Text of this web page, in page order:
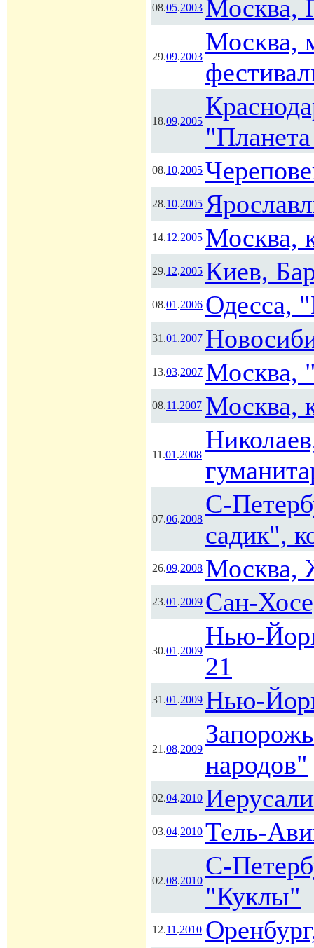
08.05.2003 Москва,
29.09.2003
Москва,
18.09.2005
08.10.2005
28.10.2005
14.12.2005 Москва,
29.12.2005 Киев,
08.01.2006 Одесса,
31.01.2007
13.03.2007 Москва,
08.11.2007 Москва,
11.01.2008
07.06.2008
С-
садик",
26.09.2008 Москва,
23.01.2009 Сан-
30.01.2009
Нью-
21
31.01.2009 Нью-
21.08.2009
народов"
02.04.2010
03.04.2010 Тель-
02.08.2010
С-
"Куклы"
12.11.2010